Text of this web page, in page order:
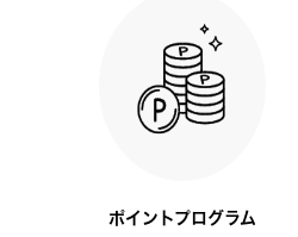
ポイントプログラム